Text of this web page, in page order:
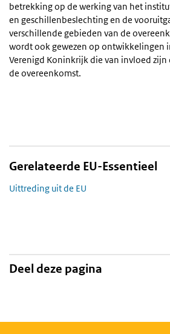
betrekking op de werking van het
en geschillenbeslechting en de
verschillende gebieden van de
wordt ook gewezen op ontwikkelingen
Verenigd Koninkrijk die van invloed zijn
de overeenkomst.
Gerelateerde EU-Essentieel
Uittreding uit de EU
Deel deze pagina